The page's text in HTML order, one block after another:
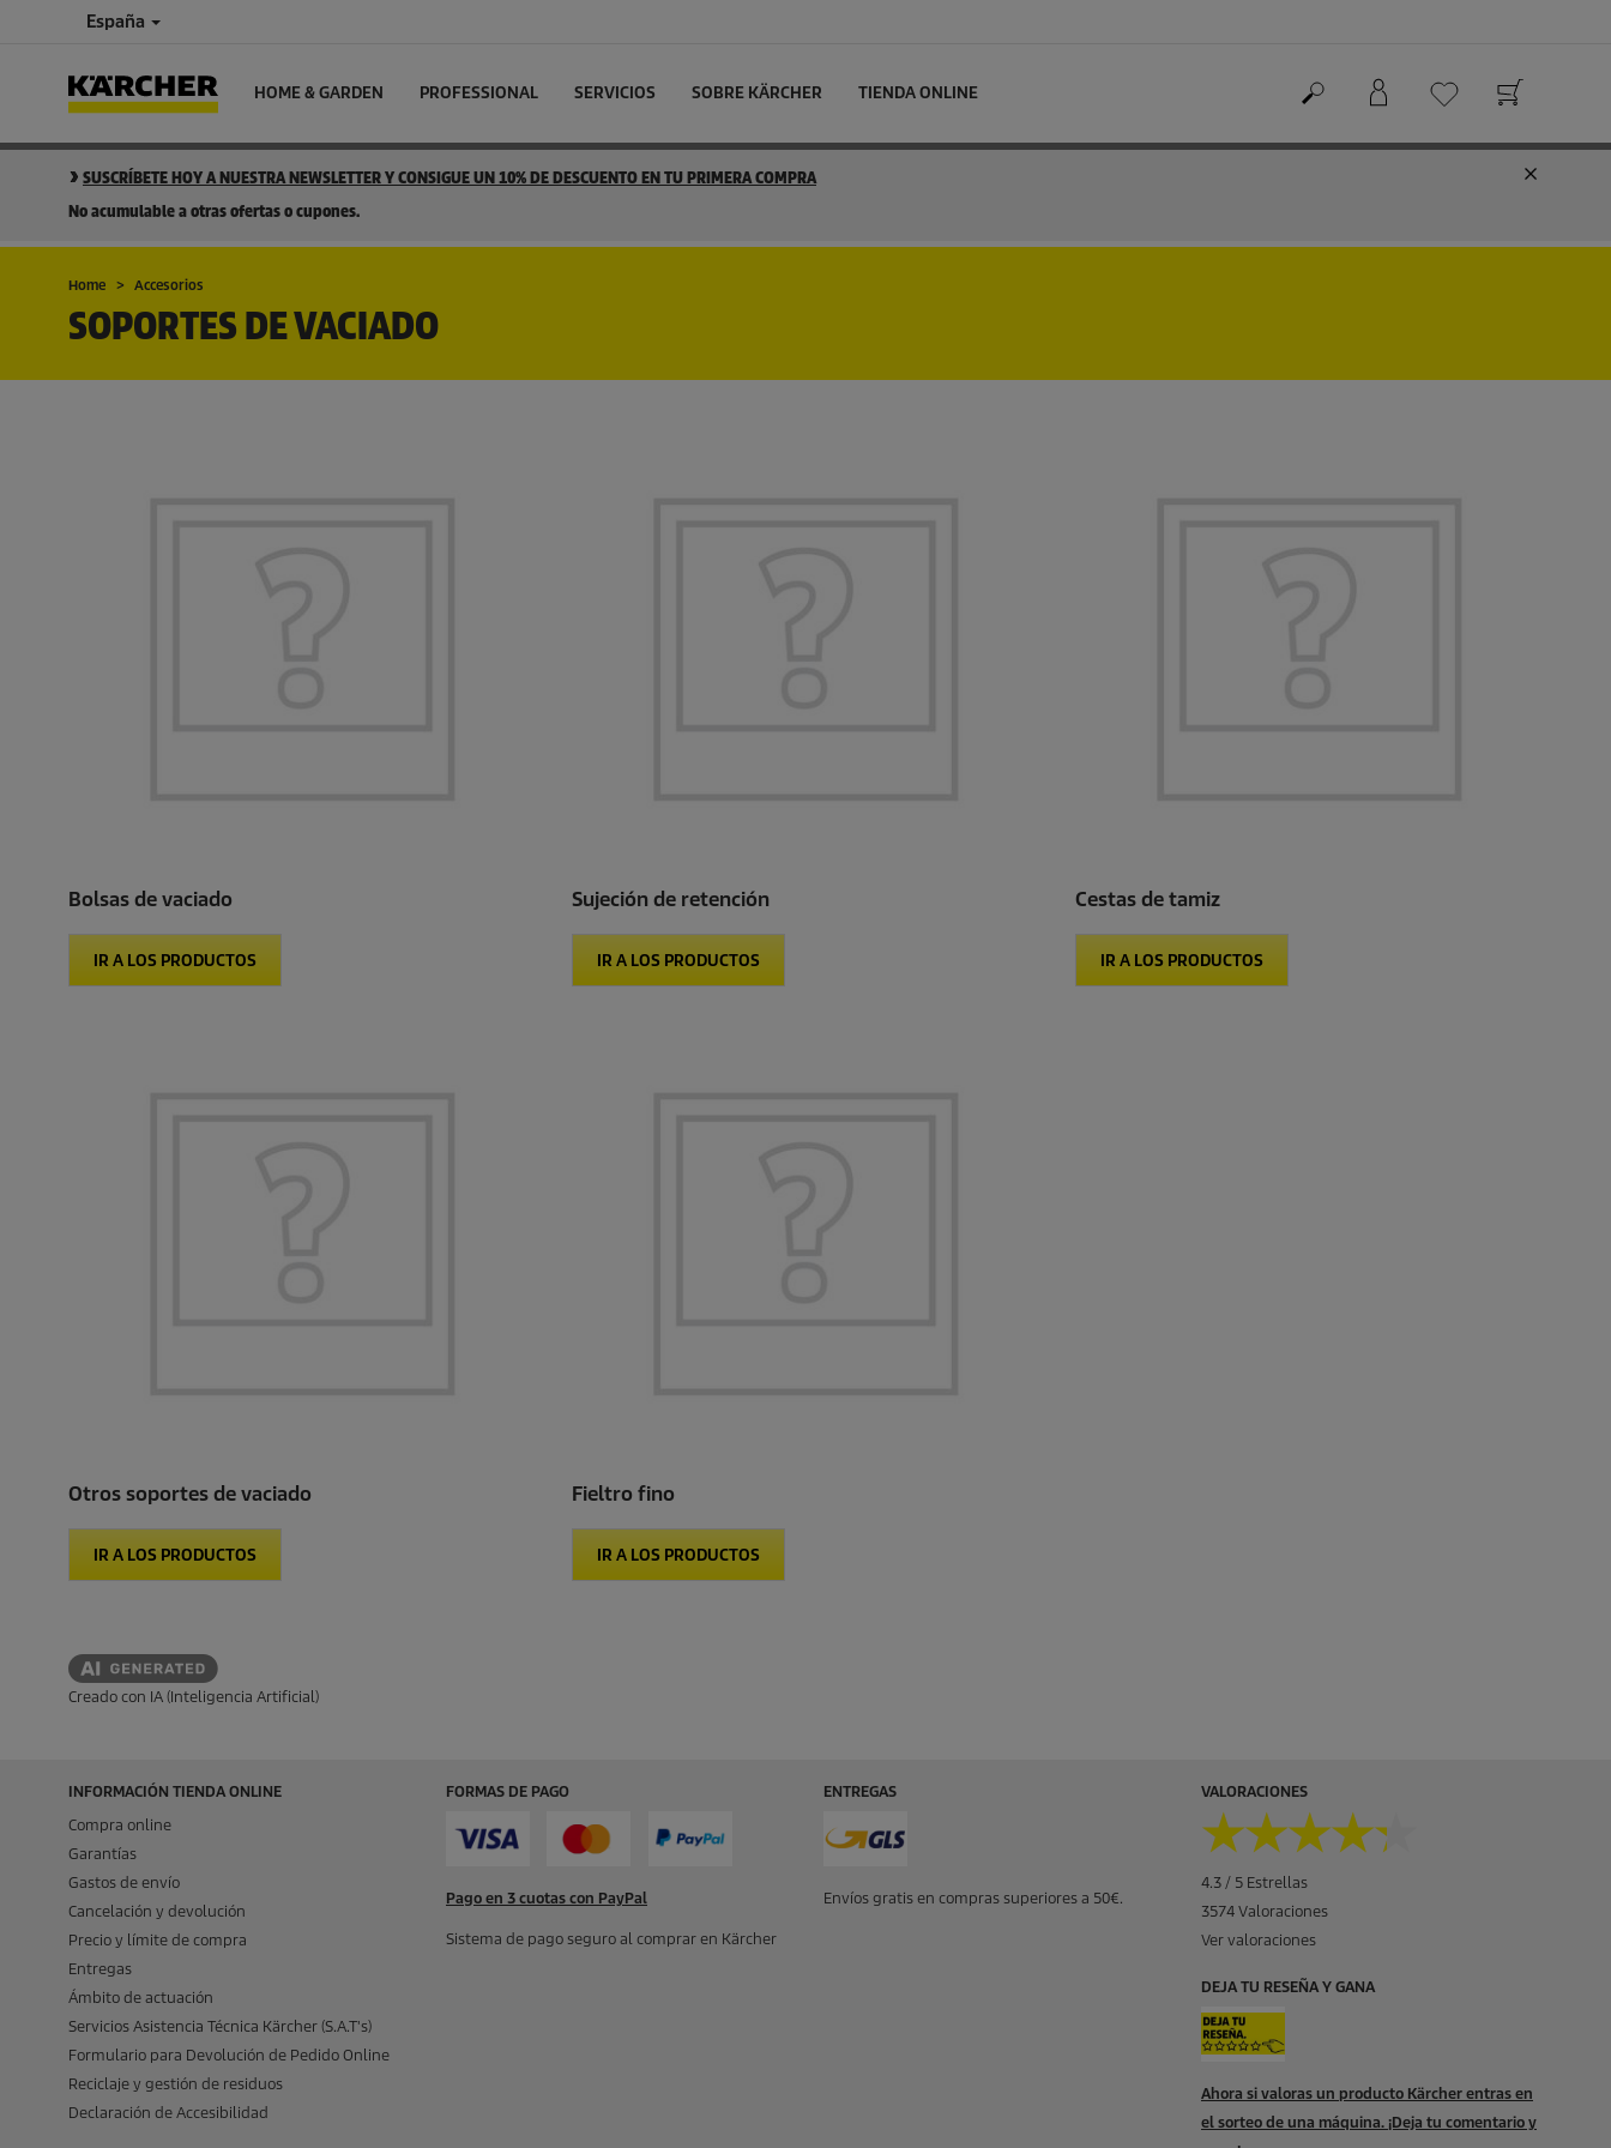
España
HOME & GARDEN PROFESSIONAL SERVICIOS SOBRE KÄRCHER TIENDA ONLINE
SUSCRÍBETE HOY A NUESTRA NEWSLETTER Y CONSIGUE UN 10% DE DESCUENTO EN TU PRIMERA COMPRA
No acumulable a otras ofertas o cupones.
Home Accesorios
SOPORTES DE VACIADO
Bolsas de vaciado
IR A LOS PRODUCTOS
Sujeción de retención
IR A LOS PRODUCTOS
Cestas de tamiz
IR A LOS PRODUCTOS
Otros soportes de vaciado
IR A LOS PRODUCTOS
Fieltro fino
IR A LOS PRODUCTOS
Creado con IA (Inteligencia Artificial)
INFORMACIÓN TIENDA ONLINE
Compra online
Garantías
Gastos de envío
Cancelación y devolución
Precio y límite de compra
Entregas
Ámbito de actuación
Servicios Asistencia Técnica Kärcher (S.A.T's)
Formulario para Devolución de Pedido Online
Reciclaje y gestión de residuos
Declaración de Accesibilidad
FORMAS DE PAGO
Pago en 3 cuotas con PayPal
Sistema de pago seguro al comprar en Kärcher
ENTREGAS
Envíos gratis en compras superiores a 50€.
VALORACIONES
★★★★★
★★★★★
4.3 / 5 Estrellas
3574 Valoraciones
Ver valoraciones
DEJA TU RESEÑA Y GANA
Ahora si valoras un producto Kärcher entras en
el sorteo de una máquina. ¡Deja tu comentario y